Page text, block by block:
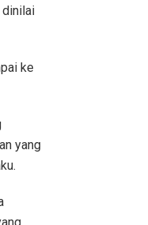
dinilai
ke
yang